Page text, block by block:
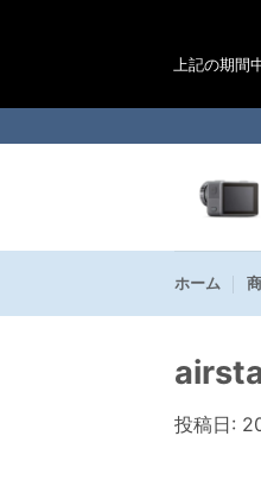
上記の期間
to
ホーム
投稿日: